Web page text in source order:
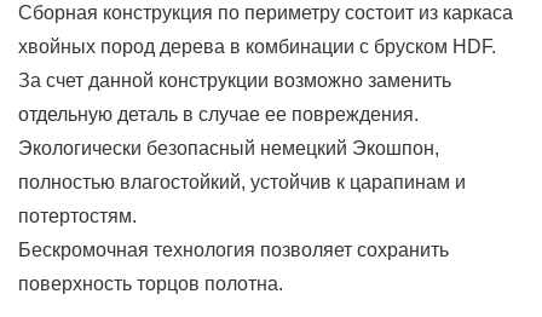
Сборная конструкция по периметру состоит из каркаса
хвойных пород дерева в комбинации с бруском HDF.
За счет данной конструкции возможно заменить
отдельную деталь в случае ее повреждения.
Экологически безопасный немецкий Экошпон,
полностью влагостойкий, устойчив к царапинам и
потертостям.
Бескромочная технология позволяет сохранить
поверхность торцов полотна.